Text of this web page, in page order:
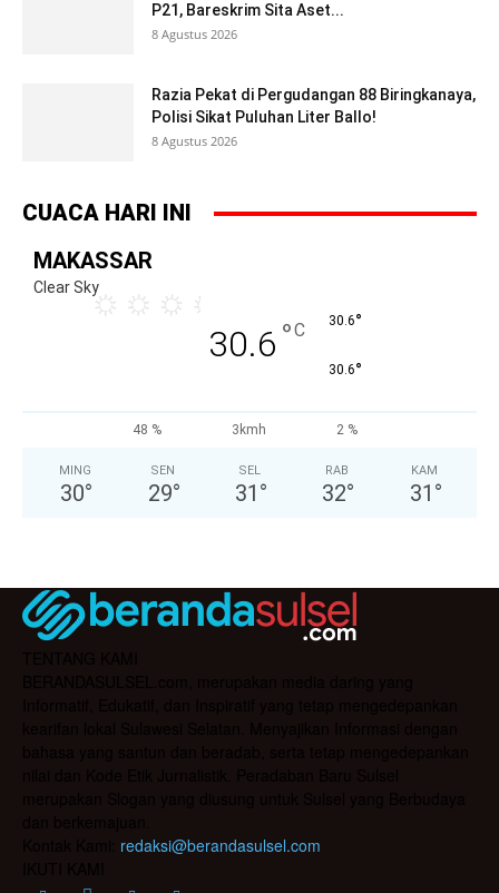
P21, Bareskrim Sita Aset...
8 Agustus 2026
Razia Pekat di Pergudangan 88 Biringkanaya,
Polisi Sikat Puluhan Liter Ballo!
8 Agustus 2026
CUACA HARI INI
MAKASSAR
Clear Sky
30.6 °C 30.6°
30.6°
48 % 3kmh 2 %
MING
30°
SEN
29°
SEL
31 °
RAB
32°
KAM
31 °
redaksi@berandasulsel.com